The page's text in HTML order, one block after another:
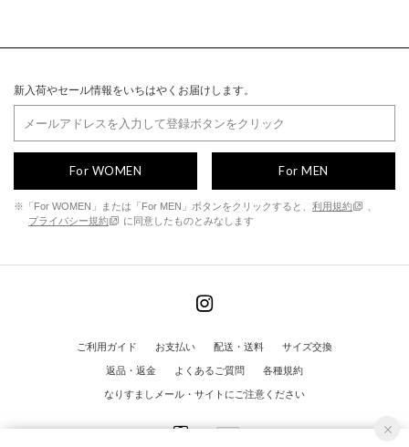
新入荷やセール情報をいちはやくお届けします。
For WOMEN For MEN
※「For WOMEN」または「For MEN」ボタンをクリックすると、 利用規約
プライバシー規約
に同意したものとみなします
ご利用ガイド お支払い 配送・送料 サイズ交換
返品・返金 よくあるご質問 各種規約
なりすましメール・サイトにご注意ください